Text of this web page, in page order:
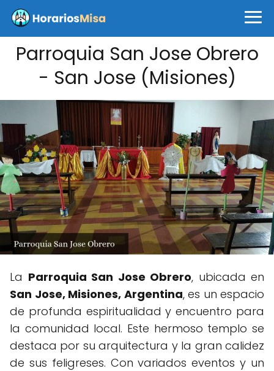
Parroquia San Jose Obrero
- San Jose (Misiones)
La Parroquia San Jose Obrero, ubicada en
San Jose, Misiones, Argentina, es un espacio
de profunda espiritualidad y encuentro para
la comunidad local. Este hermoso templo se
destaca por su arquitectura y la gran calidez
de sus feligreses. Con variados eventos y un